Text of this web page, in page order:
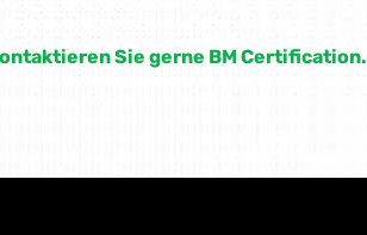
Sie gerne BM Certification.